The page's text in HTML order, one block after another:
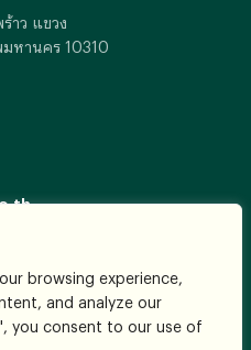
browsing experience,
and analyze our
you consent to our use of
าว แขวง
หานคร 10310